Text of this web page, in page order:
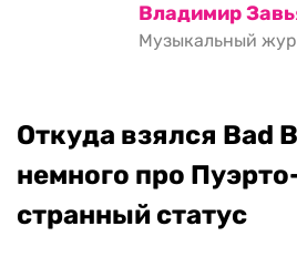
Владимир
Музыкальный
Откуда взялся Bad
немного про
странный статус